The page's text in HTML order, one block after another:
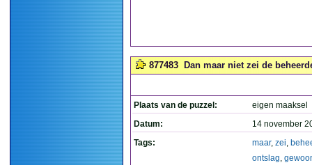
877483 Dan maar niet zei de
Plaats van de puzzel:
eigen maaksel
Datum:
14 november
Tags:
maar, zei,
ontslag,